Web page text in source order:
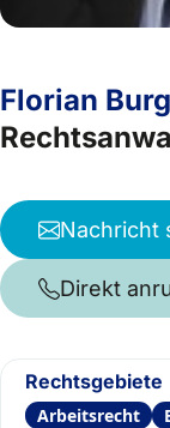
Florian
Nachricht
Direkt
Rechtsgebiete
Arbeitsrecht